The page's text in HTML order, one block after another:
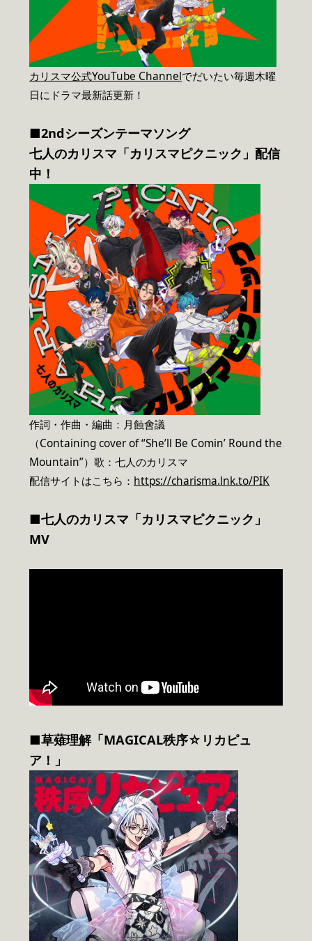
カリスマ公式YouTube Channelでだいたい毎週木曜
日にドラマ最新話更新！
■2ndシーズンテーマソング
七人のカリスマ「カリスマピクニック」配信
中！
作詞・作曲・編曲：月蝕會議
（Containing cover of “She’ll Be Comin’ Round the
Mountain”）歌：七人のカリスマ
配信サイトはこちら： https://charisma.lnk.to/PIK
■七人のカリスマ「カリスマピクニック」
MV
■草薙理解「MAGICAL秩序☆リカピュ
ア！」